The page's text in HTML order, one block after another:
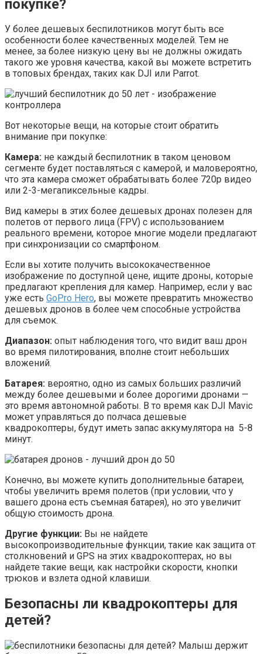
покупке?
У более дешевых беспилотников могут быть все
особенности более качественных моделей. Тем не
менее, за более низкую цену вы не должны ожидать
такого же уровня качества, какой вы можете встретить
в топовых брендах, таких как DJI или Parrot.
Вот некоторые вещи, на которые стоит обратить
внимание при покупке:
Камера: не каждый беспилотник в таком ценовом
сегменте будет поставляться с камерой, и маловероятно,
что эта камера сможет обрабатывать более 720p видео
или 2-3-мегапиксельные кадры.
Вид камеры в этих более дешевых дронах полезен для
полетов от первого лица (FPV) с использованием
реального времени, которое многие модели предлагают
при синхронизации со смартфоном.
Если вы хотите получить высококачественное
изображение по доступной цене, ищите дроны, которые
предлагают крепления для камер. Например, если у вас
уже есть GoPro Hero, вы можете превратить множество
дешевых дронов в более чем способные устройства
для съемок.
Диапазон: опыт наблюдения того, что видит ваш дрон
во время пилотирования, вполне стоит небольших
вложений.
Батарея: вероятно, одно из самых больших различий
между более дешевыми и более дорогими дронами —
это время автономной работы. В то время как DJI Mavic
может управляться до полчаса дешевые
квадрокоптеры, будут иметь запас аккумулятора на 5-8
минут.
Конечно, вы можете купить дополнительные батареи,
чтобы увеличить время полетов (при условии, что у
вашего дрона есть съемная батарея), но это увеличит
общую стоимость дрона.
Другие функции: Вы не найдете
высокопроизводительные функции, такие как защита от
столкновений и GPS на этих квадрокоптерах, но вы
найдете такие вещи, как настройки скорости, кнопки
трюков и взлета одной клавиши.
Безопасны ли квадрокоптеры для
детей?